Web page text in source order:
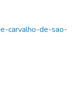
carvalho-de-sao-